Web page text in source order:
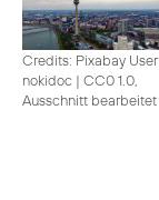
Credits: Pixabay User
nokidoc | CC0 1.0,
Ausschnitt bearbeitet